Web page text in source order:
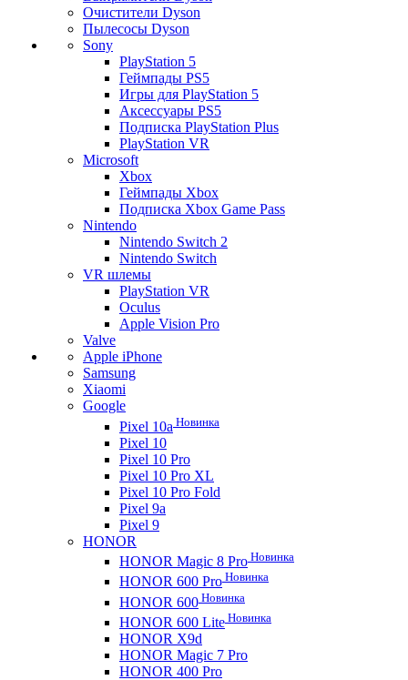
Очистители Dyson
Пылесосы Dyson
Sony
PlayStation 5
Геймпады PS5
Игры для PlayStation 5
Аксессуары PS5
Подписка PlayStation Plus
PlayStation VR
Microsoft
Xbox
Геймпады Xbox
Подписка Xbox Game Pass
Nintendo
Nintendo Switch 2
Nintendo Switch
VR шлемы
PlayStation VR
Oculus
Apple Vision Pro
Valve
Apple iPhone
Samsung
Xiaomi
Google
Pixel 10a Новинка
Pixel 10
Pixel 10 Pro
Pixel 10 Pro XL
Pixel 10 Pro Fold
Pixel 9a
Pixel 9
HONOR
HONOR Magic 8 Pro Новинка
HONOR 600 Pro Новинка
HONOR 600 Новинка
HONOR 600 Lite Новинка
HONOR X9d
HONOR Magic 7 Pro
HONOR 400 Pro